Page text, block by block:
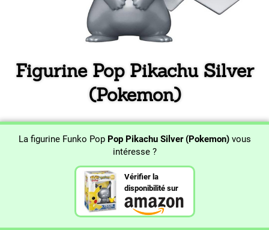
Figurine Pop Pikachu Silver
(Pokemon)
La figurine Funko Pop Pop Pikachu Silver (Pokemon)vous
intéresse ?
Vérifier la
disponibilité sur